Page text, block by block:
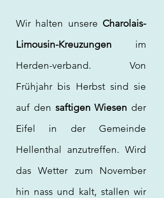
Wir halten unsere Charolais-
Limousin-Kreuzungen im
Herden-verband. Von
Frühjahr bis Herbst sind sie
auf den saftigen Wiesen der
Eifel in der Gemeinde
Hellenthal anzutreffen. Wird
das Wetter zum November
hin nass und kalt, stallen wir